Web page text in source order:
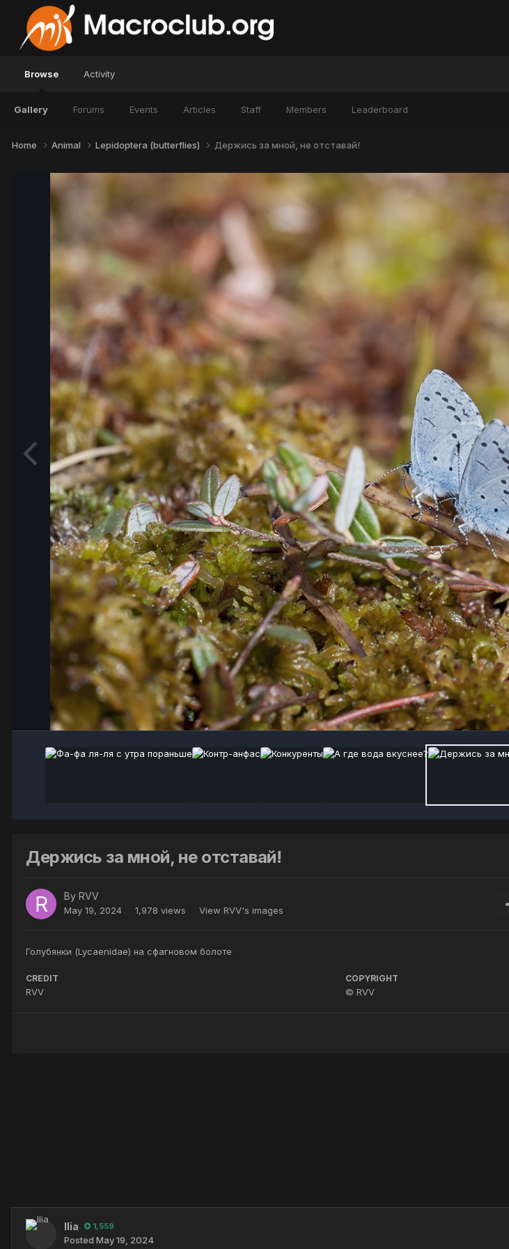
Browse
Gallery Forums Events Articles Staff Members Leaderboard
Activity
Home Animal Lepidoptera (butterflies) Держись за мной, не отставай!
Держись за мной, не отставай!
By RVV
May 19, 2024 1,978 views View RVV's images
Голубянки (Lycaenidae) на сфагновом болоте
CREDIT
RVV
COPYRIGHT
© RVV
Ilia 1,559
Posted May 19, 2024